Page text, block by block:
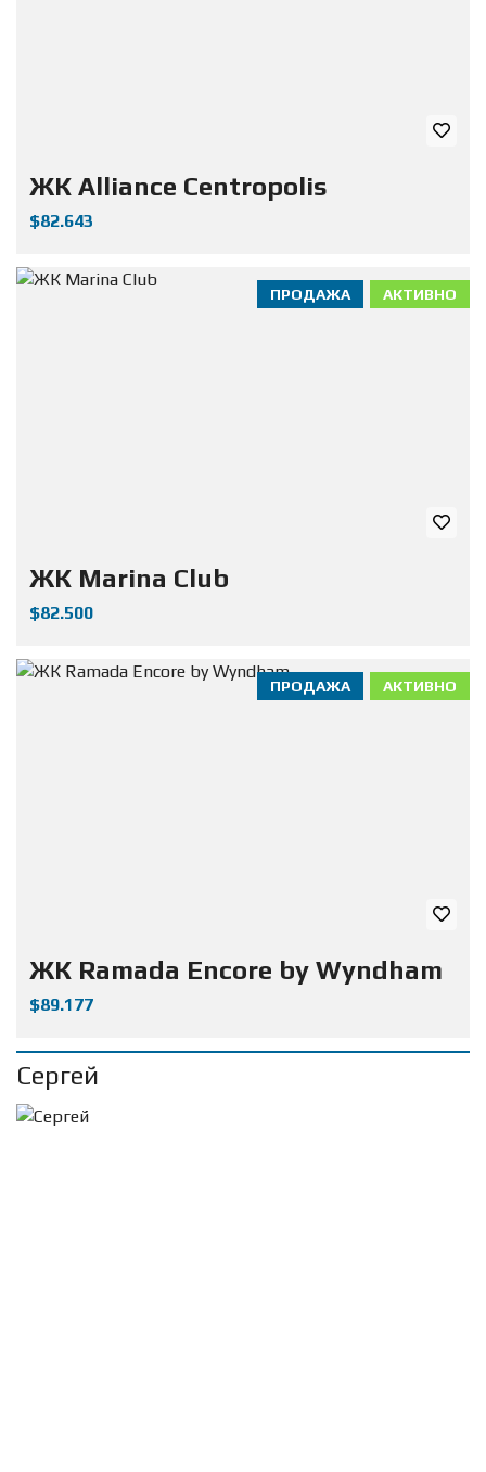
ЖК Alliance Centropolis
$82.643
АКТИВНО
ПРОДАЖА
ЖК Marina Club
$82.500
АКТИВНО
ПРОДАЖА
ЖК Ramada Encore by Wyndham
$89.177
Сергей